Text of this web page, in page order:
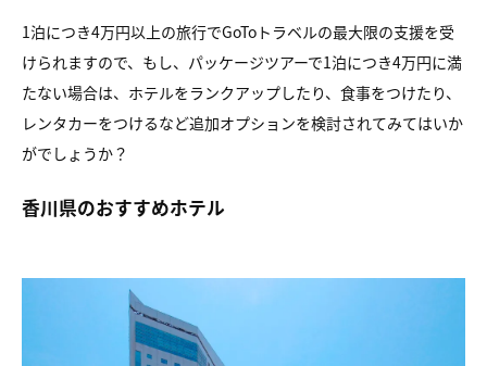
1泊につき4万円以上の旅行でGoToトラベルの最大限の支援を受
けられますので、もし、パッケージツアーで1泊につき4万円に満
たない場合は、ホテルをランクアップしたり、食事をつけたり、
レンタカーをつけるなど追加オプションを検討されてみてはいか
がでしょうか？
香川県のおすすめホテル